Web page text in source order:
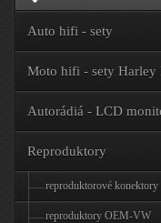
Auto hifi - sety
Moto hifi - sety Harley
Autorádiá - LCD
Reproduktory
reproduktorové
reproduktory OEM-VW